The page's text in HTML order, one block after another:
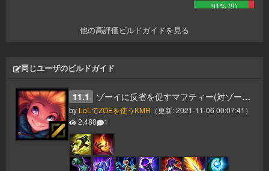
91% (9)
他の高評価ビルドガイドを見る
同じユーザのビルドガイド
11.1 ゾーイに反省を促すマフティー(対ゾーイチャンピオン集)
by LoLでZOEを使うKMR （更新:2021-11-06 00:07:41 ）
2,480
1